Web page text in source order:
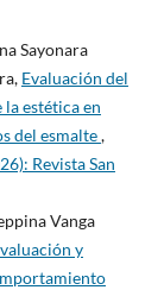
Sayonara
Evaluación del
estética en
del esmalte,
Revista San
Vanga
y